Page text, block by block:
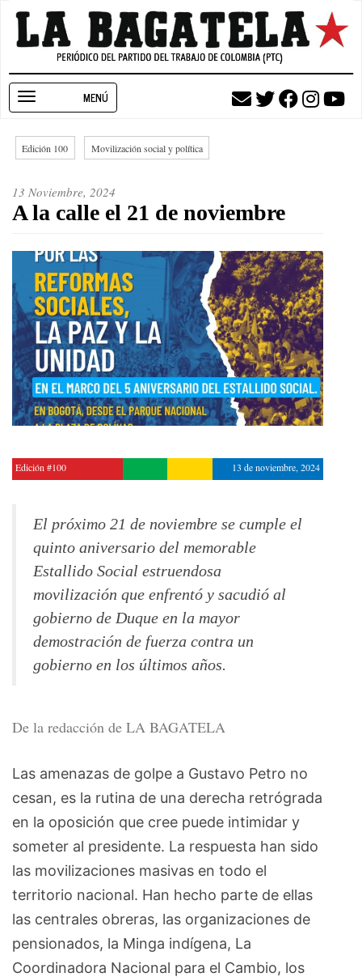
Pasar
contenido
navigation
Edición 100 Movilización social y política
13 Noviembre, 2024
A la calle el 21 de noviembre
Edición #100 13 de noviembre, 2024
El próximo 21 de noviembre se cumple el
quinto aniversario del memorable
Estallido Social estruendosa
movilización que enfrentó y sacudió al
gobierno de Duque en la mayor
demostración de fuerza contra un
gobierno en los últimos años.
De la redacción de LA BAGATELA
Las amenazas de golpe a Gustavo Petro no
cesan, es la rutina de una derecha retrógrada
en la oposición que cree puede intimidar y
someter al presidente. La respuesta han sido
las movilizaciones masivas en todo el
territorio nacional. Han hecho parte de ellas
las centrales obreras, las organizaciones de
pensionados, la Minga indígena, La
Coordinadora Nacional para el Cambio, los